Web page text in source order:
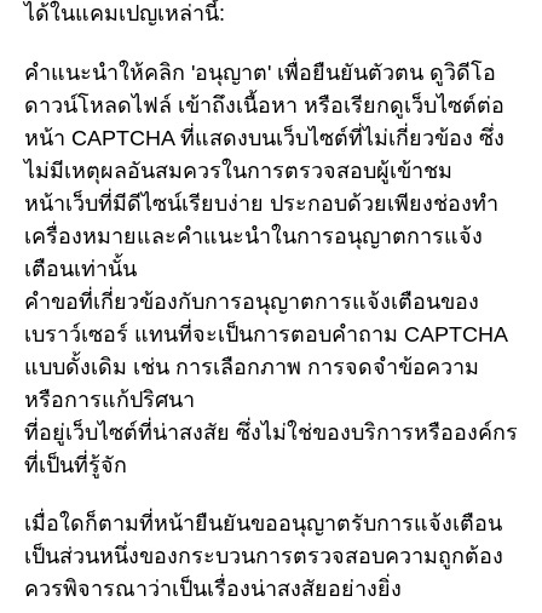
ได้ในแคมเปญเหล่านี้:
คำแนะนำให้คลิก 'อนุญาต' เพื่อยืนยันตัวตน ดูวิดีโอ
ดาวน์โหลดไฟล์ เข้าถึงเนื้อหา หรือเรียกดูเว็บไซต์ต่อ
หน้า CAPTCHA ที่แสดงบนเว็บไซต์ที่ไม่เกี่ยวข้อง ซึ่ง
ไม่มีเหตุผลอันสมควรในการตรวจสอบผู้เข้าชม
หน้าเว็บที่มีดีไซน์เรียบง่าย ประกอบด้วยเพียงช่องทำ
เครื่องหมายและคำแนะนำในการอนุญาตการแจ้ง
เตือนเท่านั้น
คำขอที่เกี่ยวข้องกับการอนุญาตการแจ้งเตือนของ
เบราว์เซอร์ แทนที่จะเป็นการตอบคำถาม CAPTCHA
แบบดั้งเดิม เช่น การเลือกภาพ การจดจำข้อความ
หรือการแก้ปริศนา
ที่อยู่เว็บไซต์ที่น่าสงสัย ซึ่งไม่ใช่ของบริการหรือองค์กร
ที่เป็นที่รู้จัก
เมื่อใดก็ตามที่หน้ายืนยันขออนุญาตรับการแจ้งเตือน
เป็นส่วนหนึ่งของกระบวนการตรวจสอบความถูกต้อง
ควรพิจารณาว่าเป็นเรื่องน่าสงสัยอย่างยิ่ง